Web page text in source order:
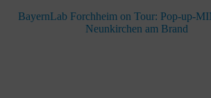
BayernLab Forchheim on Tour: Pop-up-
Neunkirchen am Brand